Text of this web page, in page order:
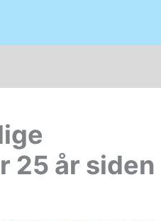
25 år siden